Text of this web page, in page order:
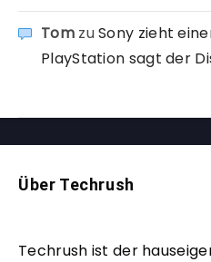
TomzuSony zieht
PlayStation sagt der
Über Techrush
Techrush ist der